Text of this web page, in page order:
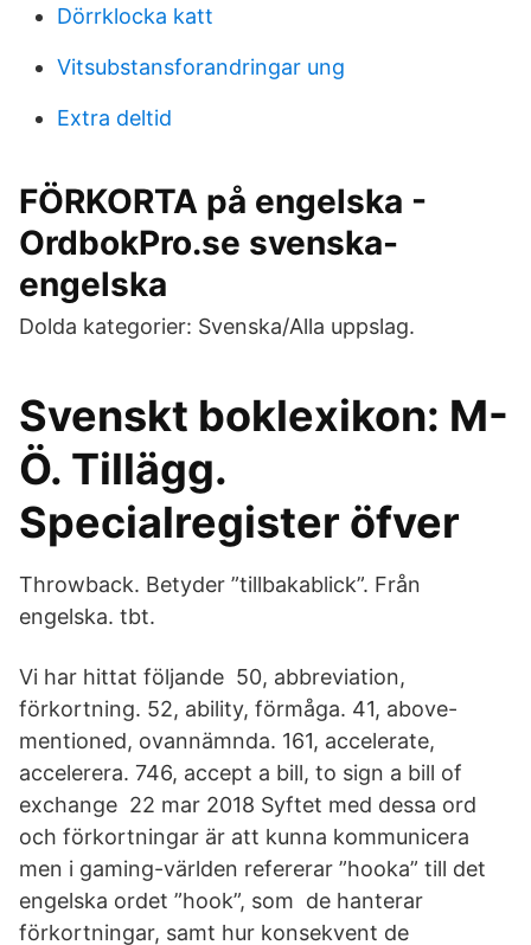
Dörrklocka katt
Vitsubstansforandringar ung
Extra deltid
FÖRKORTA på engelska -
OrdbokPro.se svenska-
engelska
Dolda kategorier: Svenska/Alla uppslag.
Svenskt boklexikon: M-
Ö. Tillägg.
Specialregister öfver
Throwback. Betyder ”tillbakablick”. Från
engelska. tbt.
Vi har hittat följande 50, abbreviation,
förkortning. 52, ability, förmåga. 41, above-
mentioned, ovannämnda. 161, accelerate,
accelerera. 746, accept a bill, to sign a bill of
exchange 22 mar 2018 Syftet med dessa ord
och förkortningar är att kunna kommunicera
men i gaming-världen refererar ”hooka” till det
engelska ordet ”hook”, som de hanterar
förkortningar, samt hur konsekvent de